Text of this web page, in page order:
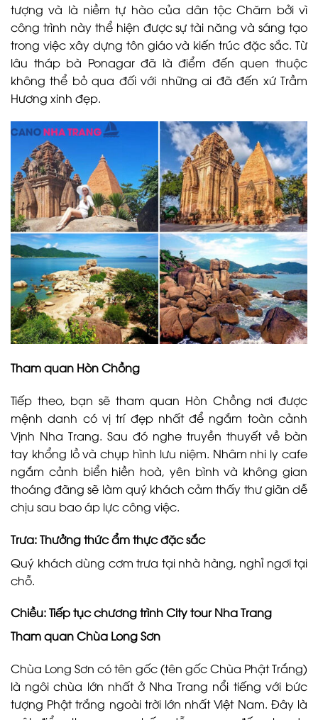
tượng và là niềm tự hào của dân tộc Chăm bởi vì
công trình này thể hiện được sự tài năng và sáng tạo
trong việc xây dựng tôn giáo và kiến trúc đặc sắc. Từ
lâu tháp bà Ponagar đã là điểm đến quen thuộc
không thể bỏ qua đối với những ai đã đến xứ Trầm
Hương xinh đẹp.
Tham quan Hòn Chồng
Tiếp theo, bạn sẽ tham quan Hòn Chồng nơi được
mệnh danh có vị trí đẹp nhất để ngắm toàn cảnh
Vịnh Nha Trang. Sau đó nghe truyền thuyết về bàn
tay khổng lồ và chụp hình lưu niệm. Nhâm nhi ly cafe
ngắm cảnh biển hiền hoà, yên bình và không gian
thoáng đãng sẽ làm quý khách cảm thấy thư giãn dễ
chịu sau bao áp lực công việc.
Trưa: Thưởng thức ẩm thực đặc sắc
Quý khách dùng cơm trưa tại nhà hàng, nghỉ ngơi tại
chỗ.
Chiều: Tiếp tục chương trình City tour Nha Trang
Tham quan Chùa Long Sơn
Chùa Long Sơn có tên gốc (tên gốc Chùa Phật Trắng)
là ngôi chùa lớn nhất ở Nha Trang nổi tiếng với bức
tượng Phật trắng ngoài trời lớn nhất Việt Nam. Đây là